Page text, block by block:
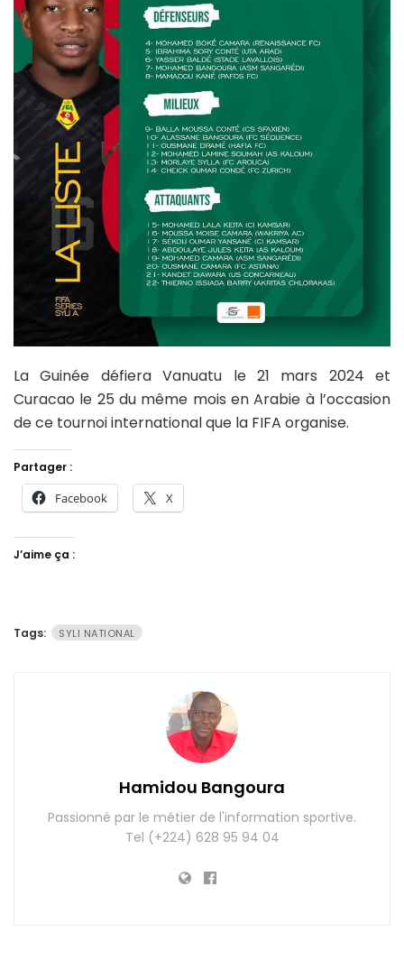
La Guinée défiera Vanuatu le 21 mars 2024 et
Curacao le 25 du même mois en Arabie à l’occasion
de ce tournoi international que la FIFA organise.
Partager :
Facebook X
J’aime ça :
Tags: SYLI NATIONAL
Hamidou Bangoura
Passionné par le métier de l'information sportive.
Tel (+224) 628 95 94 04